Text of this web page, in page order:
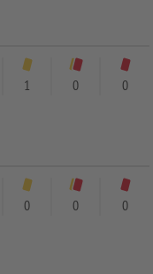
1 0 0
0 0 0